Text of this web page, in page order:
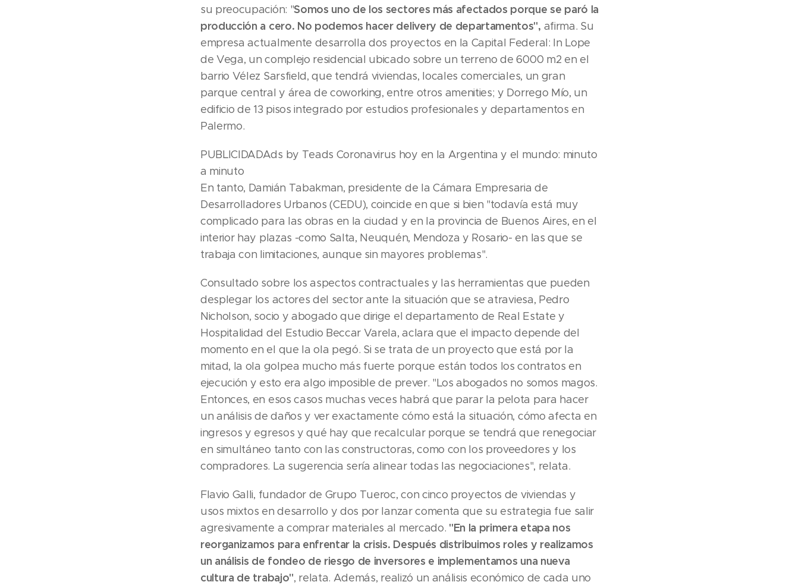
su preocupación: "Somos uno de los sectores más afectados porque se paró la
producción a cero. No podemos hacer delivery de departamentos", afirma. Su
empresa actualmente desarrolla dos proyectos en la Capital Federal: In Lope
de Vega, un complejo residencial ubicado sobre un terreno de 6000 m2 en el
barrio Vélez Sarsfield, que tendrá viviendas, locales comerciales, un gran
parque central y área de coworking, entre otros amenities; y Dorrego Mío, un
edificio de 13 pisos integrado por estudios profesionales y departamentos en
Palermo.
PUBLICIDADAds by Teads Coronavirus hoy en la Argentina y el mundo: minuto
a minuto
En tanto, Damián Tabakman, presidente de la Cámara Empresaria de
Desarrolladores Urbanos (CEDU), coincide en que si bien "todavía está muy
complicado para las obras en la ciudad y en la provincia de Buenos Aires, en el
interior hay plazas -como Salta, Neuquén, Mendoza y Rosario- en las que se
trabaja con limitaciones, aunque sin mayores problemas".
Consultado sobre los aspectos contractuales y las herramientas que pueden
desplegar los actores del sector ante la situación que se atraviesa, Pedro
Nicholson, socio y abogado que dirige el departamento de Real Estate y
Hospitalidad del Estudio Beccar Varela, aclara que el impacto depende del
momento en el que la ola pegó. Si se trata de un proyecto que está por la
mitad, la ola golpea mucho más fuerte porque están todos los contratos en
ejecución y esto era algo imposible de prever. "Los abogados no somos magos.
Entonces, en esos casos muchas veces habrá que parar la pelota para hacer
un análisis de daños y ver exactamente cómo está la situación, cómo afecta en
ingresos y egresos y qué hay que recalcular porque se tendrá que renegociar
en simultáneo tanto con las constructoras, como con los proveedores y los
compradores. La sugerencia sería alinear todas las negociaciones", relata.
Flavio Galli, fundador de Grupo Tueroc, con cinco proyectos de viviendas y
usos mixtos en desarrollo y dos por lanzar comenta que su estrategia fue salir
agresivamente a comprar materiales al mercado. "En la primera etapa nos
reorganizamos para enfrentar la crisis. Después distribuimos roles y realizamos
un análisis de fondeo de riesgo de inversores e implementamos una nueva
cultura de trabajo", relata. Además, realizó un análisis económico de cada uno